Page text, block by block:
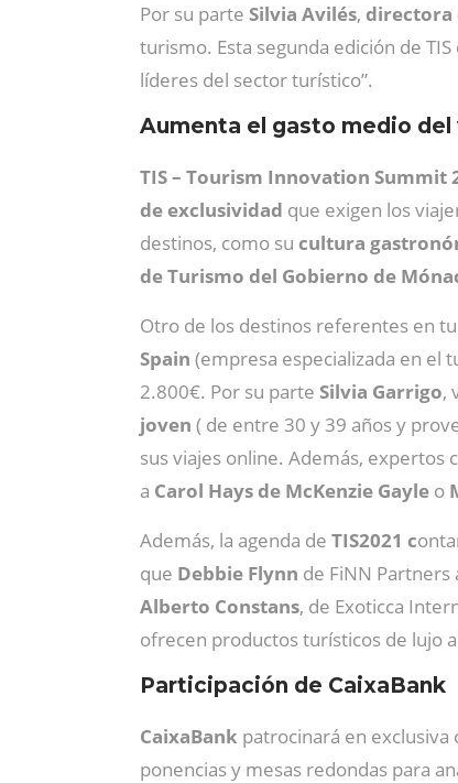
Por su parte Silvia Avilés, directora
turismo. Esta segunda edición de
líderes del sector turístico”.
Aumenta el gasto medio
TIS – Tourism Innovation Summit
de exclusividad que exigen los
destinos, como su cultura
de Turismo del Gobierno de
Otro de los destinos referentes en
Spain (empresa especializada en el
2.800€. Por su parte Silvia Garrigo,
joven ( de entre 30 y 39 años y
sus viajes online. Además, expertos
a Carol Hays de McKenzie Gayle o
Además, la agenda de TIS2021 c
que Debbie Flynn de FiNN
Alberto Constans, de Exoticca
ofrecen productos turísticos de lujo
Participación de CaixaBank
CaixaBank patrocinará en
ponencias y mesas redondas para